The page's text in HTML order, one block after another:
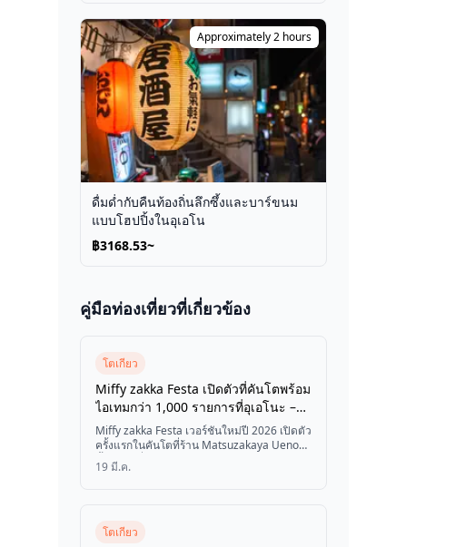
Approximately 2 hours
ดื่มด่ำกับคืนท้องถิ่นลึกซึ้งและบาร์ขนม
แบบโฮปปิ้งในอุเอโน
฿3168.53~
คู่มือท่องเที่ยวที่เกี่ยวข้อง
โตเกียว
Miffy zakka Festa เปิดตัวที่คันโตพร้อม
ไอเทมกว่า 1,000 รายการที่อุเอโนะ –
เวอร์ชันใหม่ปี 2026
Miffy zakka Festa เวอร์ชันใหม่ปี 2026 เปิดตัว
ครั้งแรกในคันโตที่ร้าน Matsuzakaya Ueno
ตั้งแต่วันที่ 19 ถึง 30 มีนาคม พบกับสินค้า
Miffy กว่า 1,000 รายการและสินค้าพิเศษ
19 มี.ค.
โตเกียว